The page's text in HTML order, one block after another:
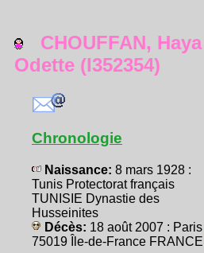
CHOUFFAN, Haya
Odette (I352354)
Chronologie
Naissance: 8 mars 1928 :
Tunis Protectorat français
TUNISIE Dynastie des
Husseinites
Décès: 18 août 2007 : Paris
75019 Île-de-France FRANCE